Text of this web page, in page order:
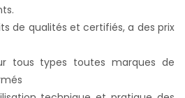
de qualités et certifiés, a des prix
tous types toutes marques de